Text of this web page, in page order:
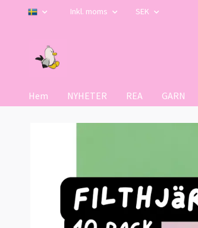
Inkl. moms SEK
Hem NYHETER REA GARN